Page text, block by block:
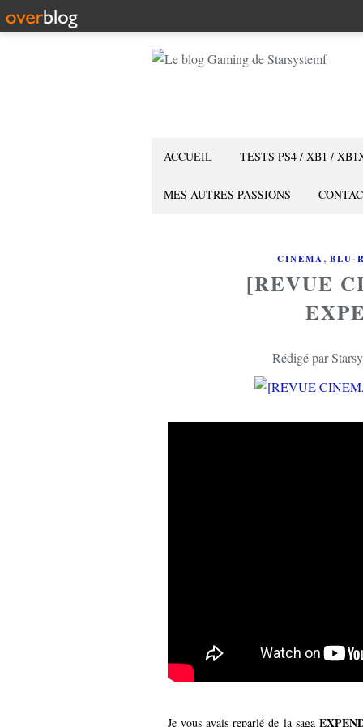
ACCUEIL TESTS PS4 / XB1 /
MES AUTRES PASSIONS
CINEMA, BLU-
[REVUE
Rédigé par
Je vous avais reparlé de la saga